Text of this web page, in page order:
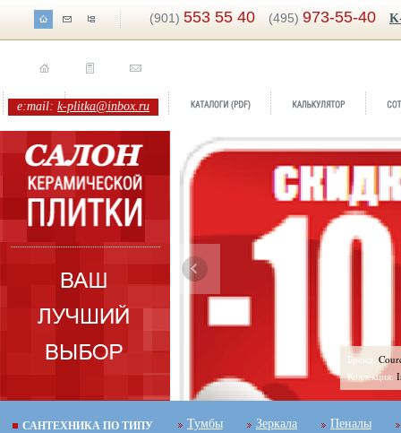
(901) 553 55 40 (495) 973-55-40
e:mail: k-plitka@inbox.ru
Бренд:
Коллекция:
САНТЕХНИКА ПО ТИПУ Тумбы Зеркала Пеналы